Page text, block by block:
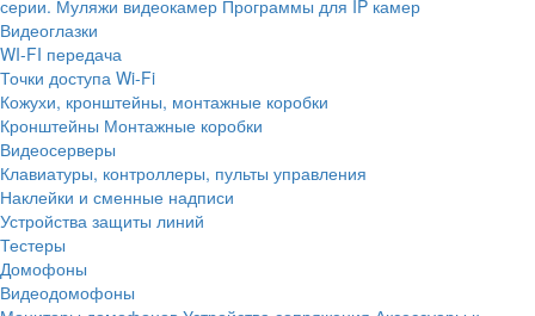
серии. Муляжи видеокамер Программы для IP камер
Видеоглазки
WI-FI передача
Точки доступа Wi-Fi
Кожухи, кронштейны, монтажные коробки
Кронштейны Монтажные коробки
Видеосерверы
Клавиатуры, контроллеры, пульты управления
Наклейки и сменные надписи
Устройства защиты линий
Тестеры
Домофоны
Видеодомофоны